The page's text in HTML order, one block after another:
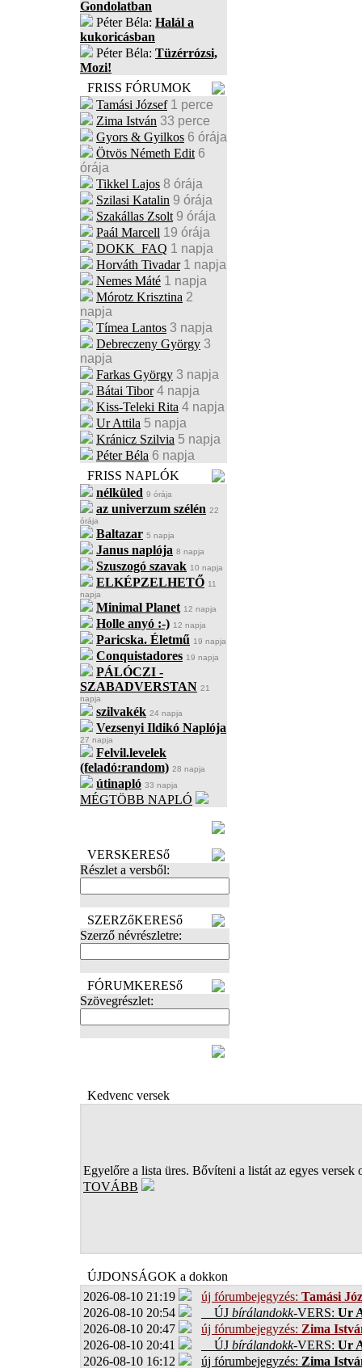
Gondolatban
Péter Béla: Halál a
kukoricásban
Péter Béla: Tüzérrózsi,
Mozi!
FRISS FÓRUMOK
Tamási József 1 perce
Zima István 33 perce
Gyors & Gyilkos 6 órája
Ötvös Németh Edit 6
órája
Tikkel Lajos 8 órája
Szilasi Katalin 9 órája
Szakállas Zsolt 9 órája
Paál Marcell 19 órája
DOKK_FAQ 1 napja
Horváth Tivadar 1 napja
Nemes Máté 1 napja
Mórotz Krisztina 2
napja
Tímea Lantos 3 napja
Debreczeny György 3
napja
Farkas György 3 napja
Bátai Tibor 4 napja
Kiss-Teleki Rita 4 napja
Ur Attila 5 napja
Kránicz Szilvia 5 napja
Péter Béla 6 napja
FRISS NAPLÓK
nélküled 9 órája
az univerzum szélén 22
órája
Baltazar 5 napja
Janus naplója 8 napja
Szuszogó szavak 10 napja
ELKÉPZELHETŐ 11
napja
Minimal Planet 12 napja
Holle anyó :-) 12 napja
Paricska. Életmű 19 napja
Conquistadores 19 napja
PÁLÓCZI -
SZABADVERSTAN 21
napja
szilvakék 24 napja
Vezsenyi Ildikó Naplója
27 napja
Felvil.levelek
(feladó:random) 28 napja
útinapló 33 napja
MÉGTÖBB NAPLÓ
VERSKERESő
Részlet a versből:
SZERZőKERESő
Szerző névrészletre:
FÓRUMKERESő
Szövegrészlet:
Kedvenc versek
Egyelőre a lista üres. Bővíteni a listát az egyes versek
TOVÁBB
ÚJDONSÁGOK a dokkon
2026-08-10 21:19
új fórumbejegyzés: Tamási
2026-08-10 20:54
ÚJ bírálandokk-VERS: Ur
2026-08-10 20:47
új fórumbejegyzés: Zima
2026-08-10 20:41
ÚJ bírálandokk-VERS: Ur
2026-08-10 16:12
új fórumbejegyzés: Zima